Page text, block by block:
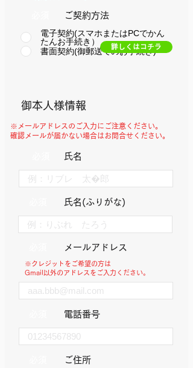
​ご契約方法
電子契約(スマホまたはPCでかん
たんお手続き）
書面契約(御郵送でのお手続き)
詳しくはコチラ
​御本人様情報
※メールアドレスのご入力にご注意ください。
確認メールが届かない場合はお問合せください。
氏名
氏名(ふりがな)
メールアドレス
※クレジットをご希望の方は
Gmail以外のアドレスをご入力ください。
電話番号
ご住所